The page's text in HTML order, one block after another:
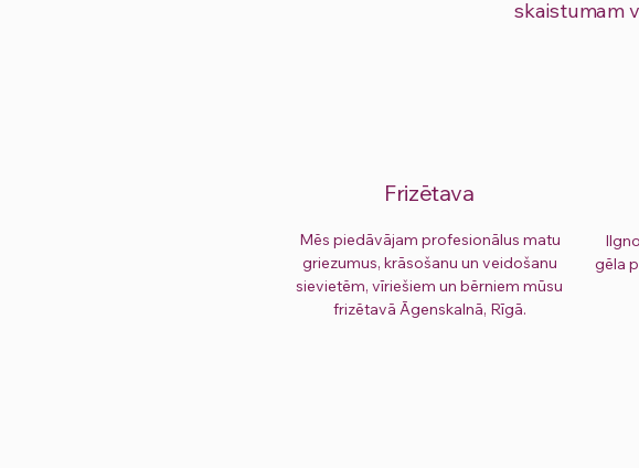
skaistumam
Frizētava
Mēs piedāvājam profesionālus matu
griezumus, krāsošanu un veidošanu
sievietēm, vīriešiem un bērniem mūsu
frizētavā Āgenskalnā, Rīgā.
gēla